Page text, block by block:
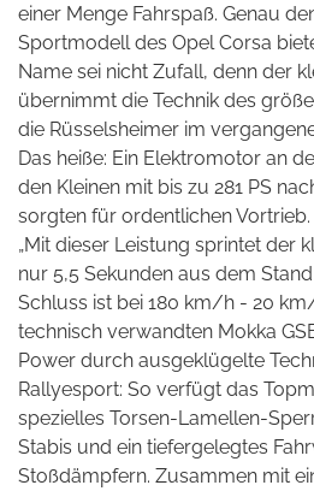
einer Menge Fahrspaß. Genau
Sportmodell des Opel Corsa
Name sei nicht Zufall, denn der
übernimmt die Technik des
die Rüsselsheimer im
Das heiße: Ein Elektromotor an
den Kleinen mit bis zu 281 PS
sorgten für ordentlichen Vortrieb.
„Mit dieser Leistung sprintet der
nur 5,5 Sekunden aus dem
Schluss ist bei 180 km/h - 20
technisch verwandten Mokka
Power durch ausgeklügelte
Rallyesport: So verfügt das
spezielles Torsen-Lamellen-
Stabis und ein tiefergelegtes
Stoßdämpfern. Zusammen mit